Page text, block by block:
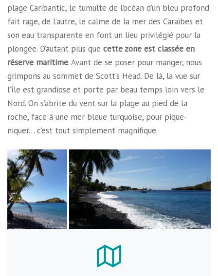
plage Caribantic, le tumulte de l’océan d’un bleu profond
fait rage, de l’autre, le calme de la mer des Caraïbes et
son eau transparente en font un lieu privilégié pour la
plongée. D’autant plus que cette zone est classée en
réserve maritime. Avant de se poser pour manger, nous
grimpons au sommet de Scott’s Head. De là, la vue sur
l’île est grandiose et porte par beau temps loin vers le
Nord. On s’abrite du vent sur la plage au pied de la
roche, face à une mer bleue turquoise, pour pique-
niquer… c’est tout simplement magnifique.